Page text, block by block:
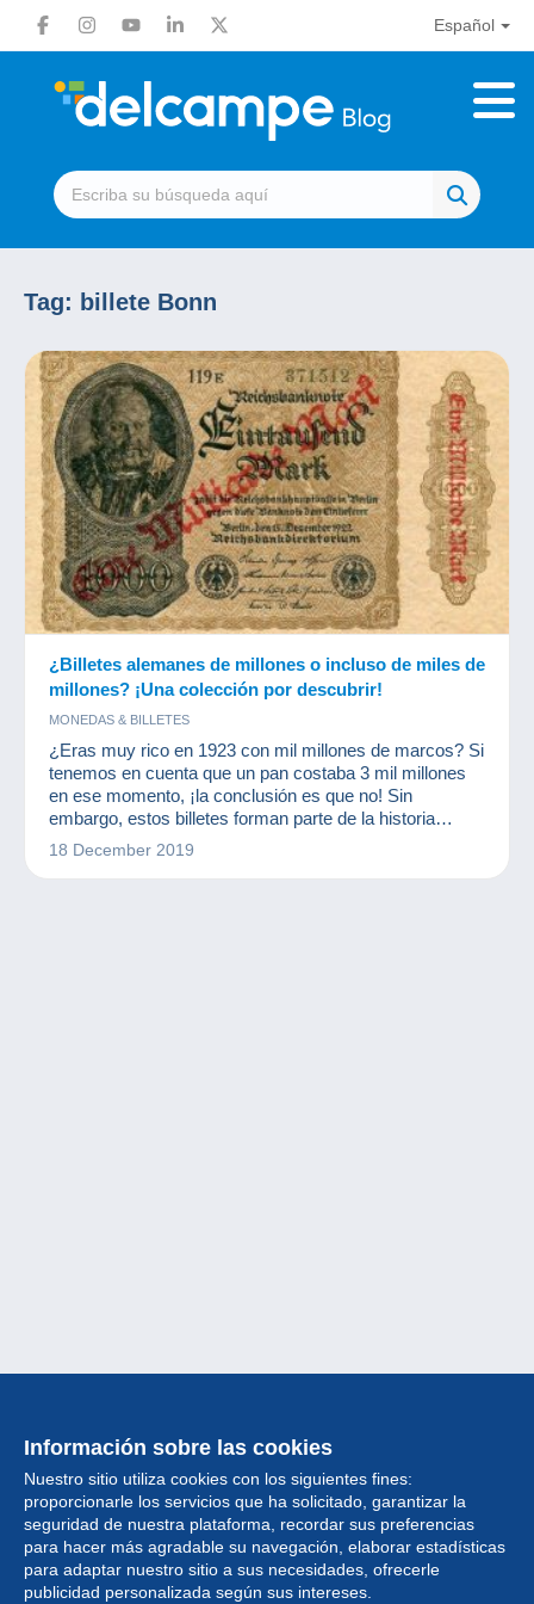
Español
Tag: billete Bonn
¿Billetes alemanes de millones o incluso de miles de
millones? ¡Una colección por descubrir!
MONEDAS & BILLETES
¿Eras muy rico en 1923 con mil millones de marcos? Si
tenemos en cuenta que un pan costaba 3 mil millones
en ese momento, ¡la conclusión es que no! Sin
embargo, estos billetes forman parte de la historia
monetaria internacional y hacen las delicias de los
18 December 2019
Información sobre las cookies
Nuestro sitio utiliza cookies con los siguientes fines:
proporcionarle los servicios que ha solicitado, garantizar la
seguridad de nuestra plataforma, recordar sus preferencias
para hacer más agradable su navegación, elaborar estadísticas
para adaptar nuestro sitio a sus necesidades, ofrecerle
publicidad personalizada según sus intereses.
Colección